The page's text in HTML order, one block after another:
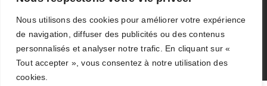
Nous utilisons des cookies pour améliorer votre expérience
de navigation, diffuser des publicités ou des contenus
personnalisés et analyser notre trafic. En cliquant sur «
Tout accepter », vous consentez à notre utilisation des
cookies.
paesidei@isula.corsica
Mentions légales